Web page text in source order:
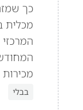
כך
מכלית
בבלי